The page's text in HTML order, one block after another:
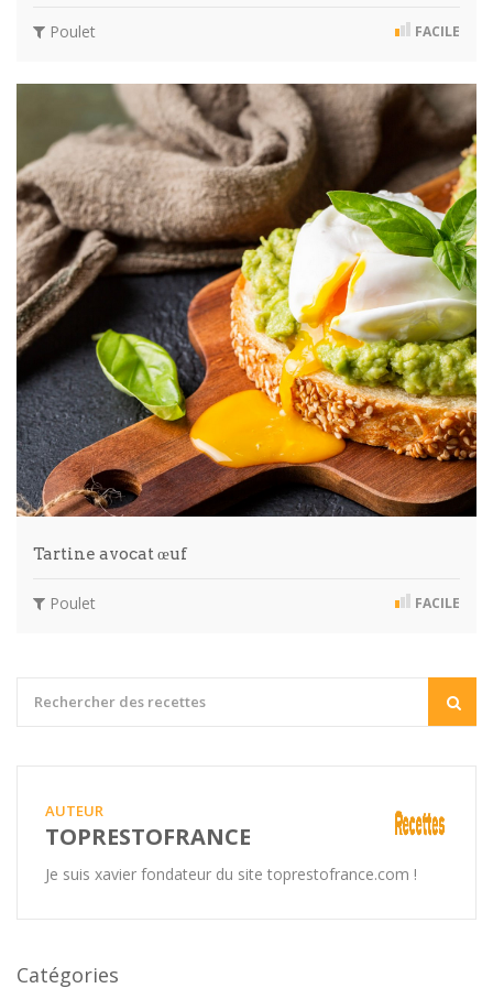
Poulet FACILE
Tartine avocat œuf
Poulet FACILE
AUTEUR
TOPRESTOFRANCE
Je suis xavier fondateur du site toprestofrance.com !
Catégories